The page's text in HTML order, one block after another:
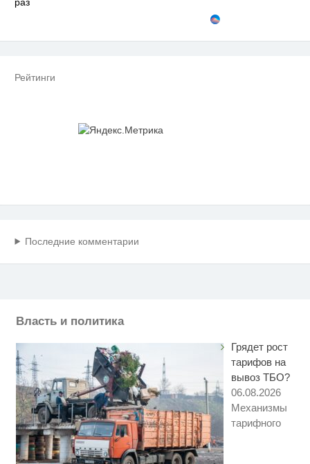
Рейтинги
Последние комментарии
Власть и политика
Грядет рост
тарифов на
вывоз ТБО?
06.08.2026
Механизмы
тарифного